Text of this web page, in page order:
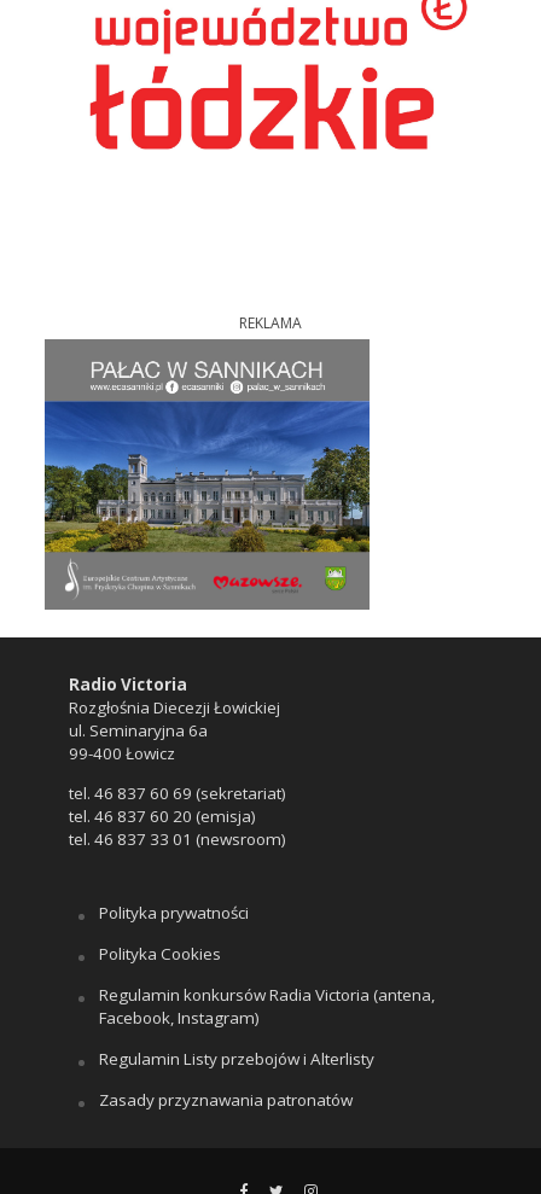
REKLAMA
Radio Victoria
Rozgłośnia Diecezji Łowickiej
ul. Seminaryjna 6a
99-400 Łowicz
tel. 46 837 60 69 (sekretariat)
tel. 46 837 60 20 (emisja)
tel. 46 837 33 01 (newsroom)
Polityka prywatności
Polityka Cookies
Regulamin konkursów Radia Victoria (antena,
Facebook, Instagram)
Regulamin Listy przebojów i Alterlisty
Zasady przyznawania patronatów